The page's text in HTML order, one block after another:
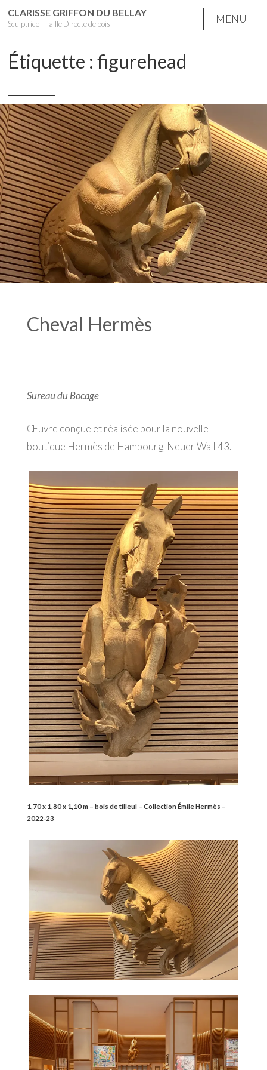
Skip
to
CLARISSE GRIFFON DU BELLAY
Sculptrice – Taille Directe de bois MENU
Étiquette :figurehead
Cheval Hermès
Sureau du Bocage
Œuvre conçue et réalisée pour la nouvelle
boutique Hermès de Hambourg, Neuer Wall 43.
1,70 x 1,80 x 1,10 m – bois de tilleul – Collection Émile Hermès –
2022-23